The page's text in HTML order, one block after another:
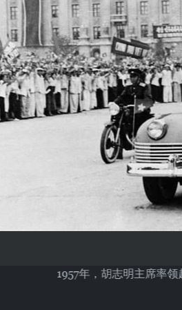
1957年，胡志明主席率